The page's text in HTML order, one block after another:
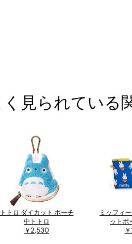
く見られている
トトロ ダイカット ポーチ
中トトロ
￥2,530
ミッフィ
ットポ